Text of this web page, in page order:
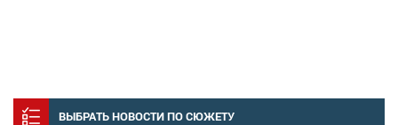
ВЫБРАТЬ НОВОСТИ ПО СЮЖЕТУ